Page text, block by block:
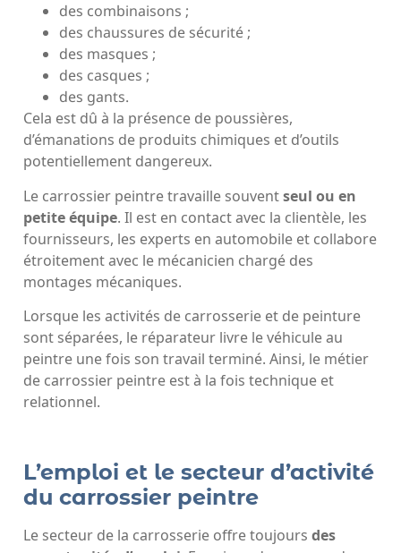
des combinaisons ;
des chaussures de sécurité ;
des masques ;
des casques ;
des gants.
Cela est dû à la présence de poussières,
d’émanations de produits chimiques et d’outils
potentiellement dangereux.
Le carrossier peintre travaille souventseul ou en
petite équipe. Il est en contact avec la clientèle, les
fournisseurs, les experts en automobile et collabore
étroitement avec le mécanicien chargé des
montages mécaniques.
Lorsque les activités de carrosserie et de peinture
sont séparées, le réparateur livre le véhicule au
peintre une fois son travail terminé. Ainsi, le métier
de carrossier peintre est à la fois technique et
relationnel.
L’emploi et le secteur d’activité
du carrossier peintre
Le secteur de la carrosserie offre toujours des